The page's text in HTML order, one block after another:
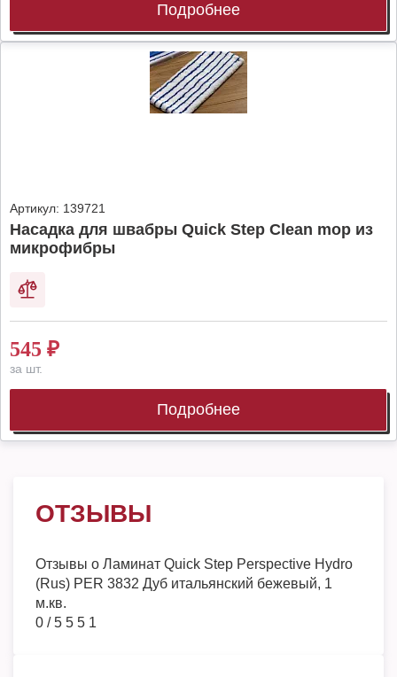
Подробнее
Артикул: 139721
Насадка для швабры Quick Step Clean mop из
микрофибры
545 ₽
за шт.
Подробнее
ОТЗЫВЫ
Отзывы о Ламинат Quick Step Perspective Hydro
(Rus) PER 3832 Дуб итальянский бежевый, 1
м.кв.
0 /5 5 5 1